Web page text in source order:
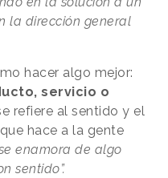
la dirección general
hacer algo mejor:
servicio o
refiere al sentido y el
que hace a la gente
enamora de algo
sentido”.